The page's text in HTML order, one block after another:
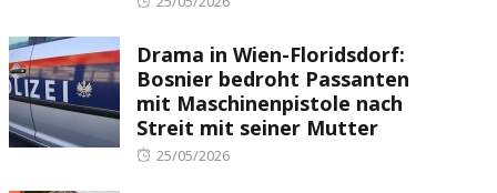
Drama in Wien-Floridsdorf:
Bosnier bedroht Passanten
mit Maschinenpistole nach
Streit mit seiner Mutter
Posted
25/05/2026